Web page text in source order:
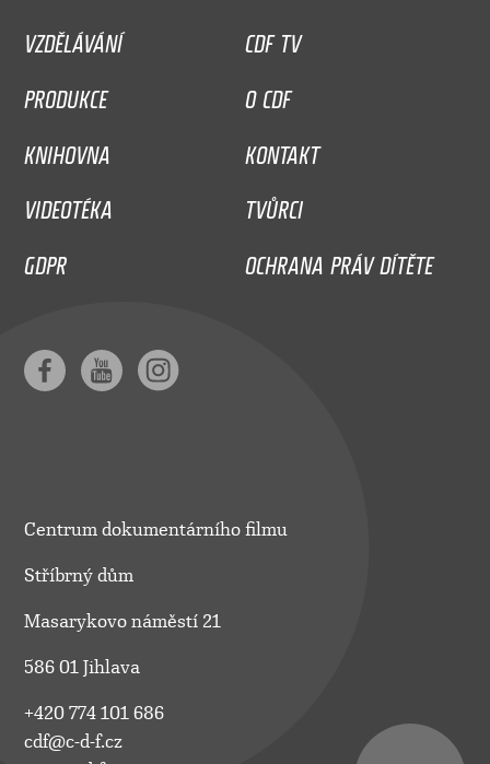
VZDĚLÁVÁNÍ
CDF TV
PRODUKCE
O CDF
KNIHOVNA
KONTAKT
VIDEOTÉKA
TVŮRCI
GDPR
OCHRANA PRÁV DÍTĚTE
Centrum dokumentárního filmu
Stříbrný dům
Masarykovo náměstí 21
586 01 Jihlava
+420 774 101 686
cdf@c-d-f.cz